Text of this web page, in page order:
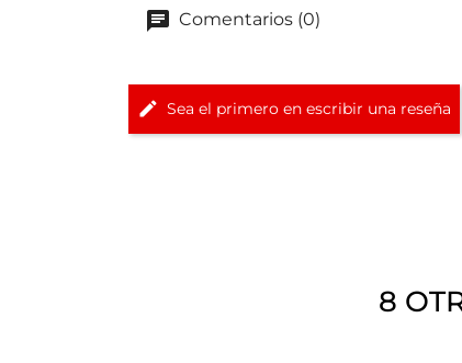
Comentarios (0)
Sea el primero en escribir una reseña
8